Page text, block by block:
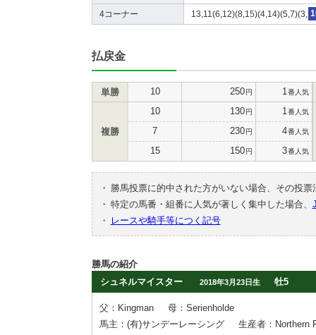
4コーナー 13,11(6,12)(8,15)(4,14)(5,7)(3,
払戻金
単勝 10 250円 1 番人気
複勝
10 130円 1 番人気
7 230円 4番人気
15 150円 3番人気
・
勝馬投票に的中された方がいない場合、その投
・ 特定の馬番・組番に人気が著しく集中した場合、
・
レースや騎手等につく記号
勝馬の紹介
シュネルマイスター
2018年3月23日生 牡5
父：Kingman
母：Serienholde
馬主：(有)サンデーレーシング
生産者：Northern